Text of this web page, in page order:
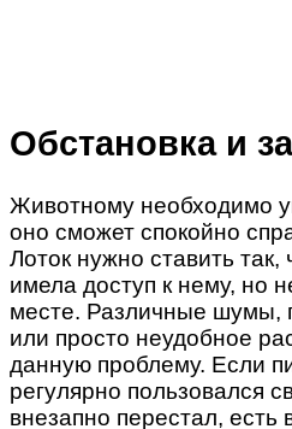
Обстановка и
Животному необходимо
оно сможет спокойно
Лоток нужно ставить так,
имела доступ к нему, но
месте. Различные шумы,
или просто неудобное
данную проблему. Если
регулярно пользовался
внезапно перестал, есть